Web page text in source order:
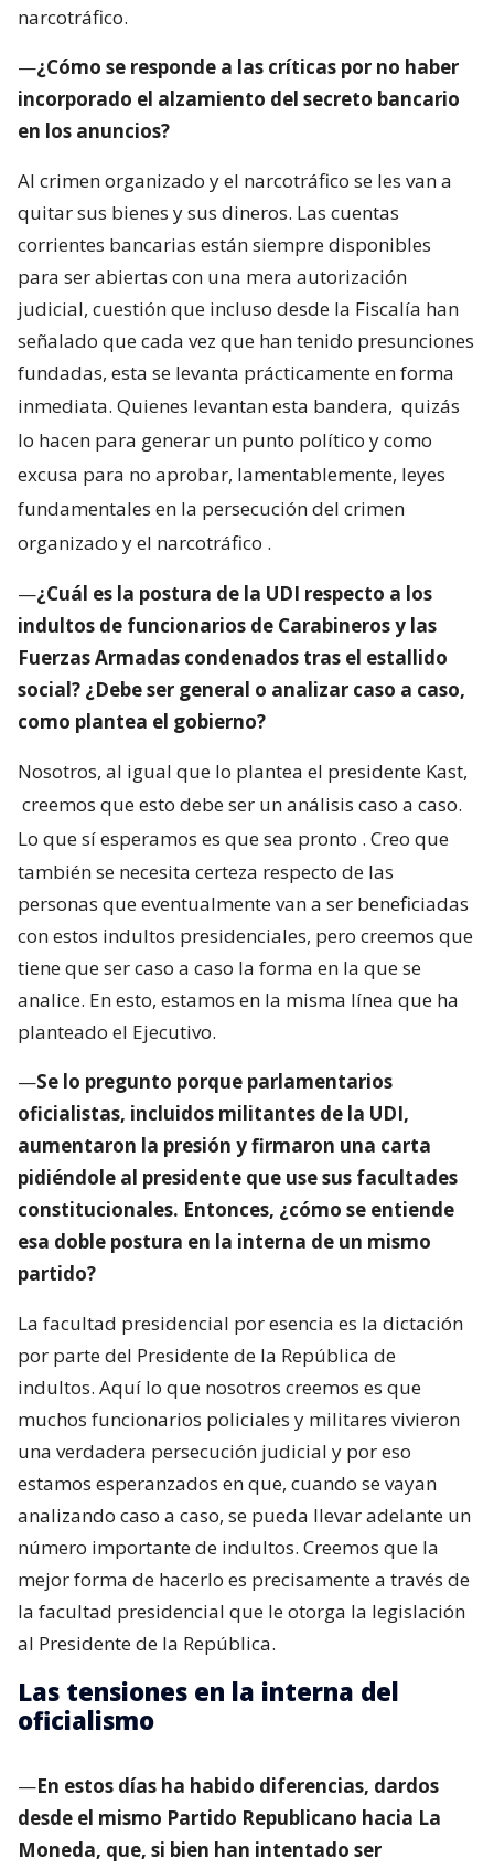
narcotráfico.
—¿Cómo se responde a las críticas por no haber
incorporado el alzamiento del secreto bancario
en los anuncios?
Al crimen organizado y el narcotráfico se les van a
quitar sus bienes y sus dineros. Las cuentas
corrientes bancarias están siempre disponibles
para ser abiertas con una mera autorización
judicial, cuestión que incluso desde la Fiscalía han
señalado que cada vez que han tenido presunciones
fundadas, esta se levanta prácticamente en forma
inmediata. Quienes levantan esta bandera, quizás
lo hacen para generar un punto político y como
excusa para no aprobar, lamentablemente, leyes
fundamentales en la persecución del crimen
organizado y el narcotráfico .
—¿Cuál es la postura de la UDI respecto a los
indultos de funcionarios de Carabineros y las
Fuerzas Armadas condenados tras el estallido
social? ¿Debe ser general o analizar caso a caso,
como plantea el gobierno?
Nosotros, al igual que lo plantea el presidente Kast,
creemos que esto debe ser un análisis caso a caso.
Lo que sí esperamos es que sea pronto . Creo que
también se necesita certeza respecto de las
personas que eventualmente van a ser beneficiadas
con estos indultos presidenciales, pero creemos que
tiene que ser caso a caso la forma en la que se
analice. En esto, estamos en la misma línea que ha
planteado el Ejecutivo.
—Se lo pregunto porque parlamentarios
oficialistas, incluidos militantes de la UDI,
aumentaron la presión y firmaron una carta
pidiéndole al presidente que use sus facultades
constitucionales. Entonces, ¿cómo se entiende
esa doble postura en la interna de un mismo
partido?
La facultad presidencial por esencia es la dictación
por parte del Presidente de la República de
indultos. Aquí lo que nosotros creemos es que
muchos funcionarios policiales y militares vivieron
una verdadera persecución judicial y por eso
estamos esperanzados en que, cuando se vayan
analizando caso a caso, se pueda llevar adelante un
número importante de indultos. Creemos que la
mejor forma de hacerlo es precisamente a través de
la facultad presidencial que le otorga la legislación
al Presidente de la República.
Las tensiones en la interna del
oficialismo
—En estos días ha habido diferencias, dardos
desde el mismo Partido Republicano hacia La
Moneda, que, si bien han intentado ser